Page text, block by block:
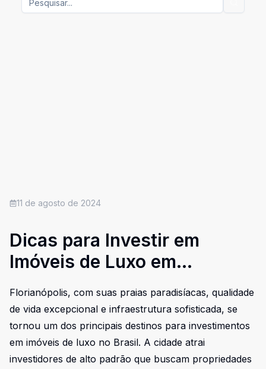
11 de agosto de 2024
Dicas para Investir em
Imóveis de Luxo em
Florianópolis
Florianópolis, com suas praias paradisíacas, qualidade
de vida excepcional e infraestrutura sofisticada, se
tornou um dos principais destinos para investimentos
em imóveis de luxo no Brasil. A cidade atrai
investidores de alto padrão que buscam propriedades